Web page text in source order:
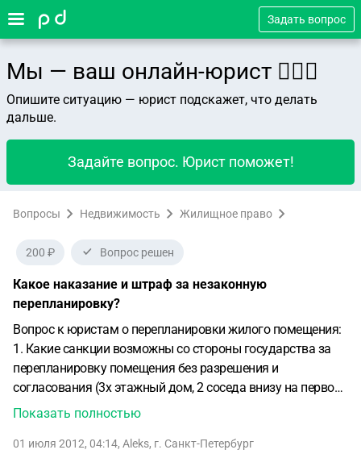
Задать вопрос
Мы — ваш онлайн-юрист 👨🏻‍⚖️
Опишите ситуацию — юрист подскажет, что делать
дальше.
Задайте вопрос. Юрист поможет!
Вопросы Недвижимость Жилищное право
200 ₽ Вопрос решен
Какое наказание и штраф за незаконную
перепланировку?
Вопрос к юристам о перепланировки жилого помещения:
1. Какие санкции возможны со стороны государства за
перепланировку помещения без разрешения и
согласования (3х этажный дом, 2 соседа внизу на первом
этаже, реконструкция 2-го этажа и мансарды без выхода
на перепланировку, потребовал что то в замен, гараж,
Показать полностью
01 июля 2012, 04:14, Aleks, г. Санкт-Петербург